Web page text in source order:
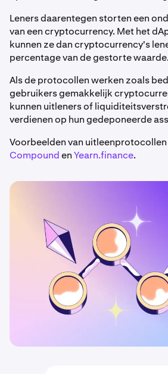
Leners daarentegen storten een
van een cryptocurrency. Met het
kunnen ze dan cryptocurrency's
percentage van de gestorte waarde.
Als de protocollen werken zoals
gebruikers gemakkelijk
kunnen uitleners of
verdienen op hun gedeponeerde
Voorbeelden van
CompoundenYearn.finance.